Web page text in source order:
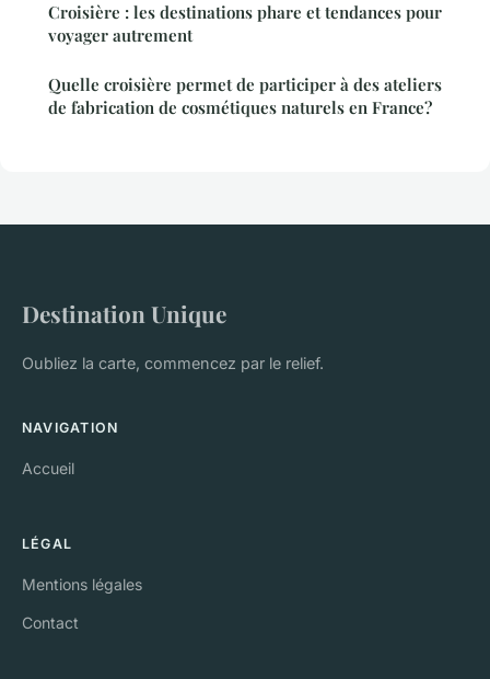
Croisière : les destinations phare et tendances pour
voyager autrement
Quelle croisière permet de participer à des ateliers
de fabrication de cosmétiques naturels en France?
Destination Unique
Oubliez la carte, commencez par le relief.
NAVIGATION
Accueil
LÉGAL
Mentions légales
Contact